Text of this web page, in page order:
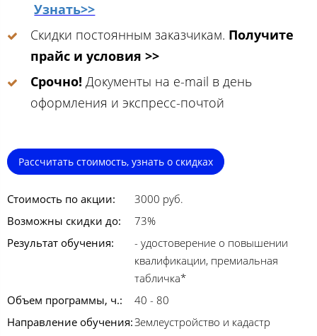
Узнать>>
Скидки постоянным заказчикам. Получите
прайс и условия >>
Срочно! Документы на e-mail в день
оформления и экспресс-почтой
Рассчитать стоимость, узнать о скидках
Стоимость по акции:
3000 руб.
Возможны скидки до:
73%
Результат обучения:
- удостоверение о повышении
квалификации, премиальная
табличка*
Объем программы, ч.:
40 - 80
Направление обучения:Землеустройство и кадастр